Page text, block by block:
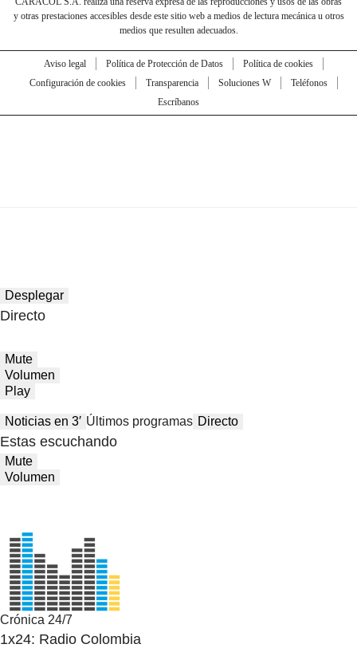
y otras prestaciones accesibles desde este sitio web a medios de lectura mecánica u otros
medios que resulten adecuados.
Aviso legal Política de Protección de Datos
Política de cookies
Configuración de cookies
Transparencia Soluciones W
Teléfonos
Escríbanos
Desplegar
Directo
Mute
Volumen
Play
Noticias en 3′ Últimos programas Directo
Estas escuchando
Mute
Volumen
Crónica 24/7
1x24: Radio Colombia